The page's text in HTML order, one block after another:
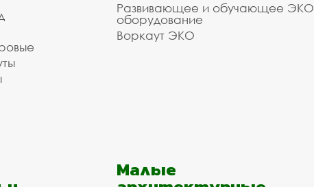
Развивающее и обучающее ЭКО
оборудование
Воркаут ЭКО
Малые